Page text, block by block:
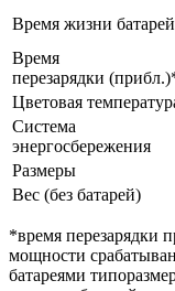
Время жизни батарей
Время
перезарядки
Цветовая
Система
энергосбережения
Размеры
Вес (без батарей)
*время перезарядки
мощности
батареями